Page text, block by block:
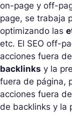
on-page y off-
page, se trabaja
optimizando las
etc. El SEO off-
acciones fuera
backlinks y la
fuera de página,
acciones fuera
de backlinks y la